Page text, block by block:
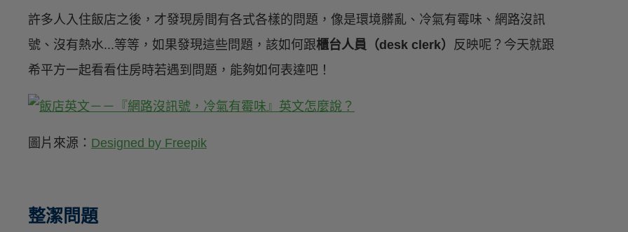
許多人入住飯店之後，才發現房間有各式各樣的問題，像是環境髒亂、冷氣有霉味、網路沒訊
號、沒有熱水...等等，如果發現這些問題，該如何跟櫃台人員（desk clerk） 反映呢？今天就跟
希平方一起看看住房時若遇到問題，能夠如何表達吧！
圖片來源： Designed by Freepik
整潔問題